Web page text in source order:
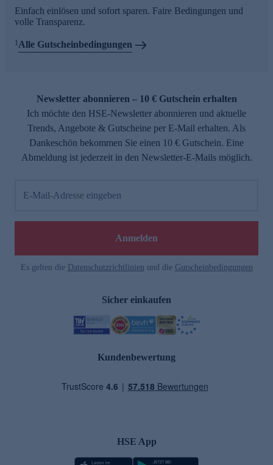
Einfach einlösen und sofort sparen. Faire Bedingungen und
volle Transparenz.
1 Alle Gutscheinbedingungen
Newsletter abonnieren – 10 € Gutschein erhalten
Ich möchte den HSE-Newsletter abonnieren und aktuelle
Trends, Angebote & Gutscheine per E-Mail erhalten. Als
Dankeschön bekommen Sie einen 10 € Gutschein. Eine
Abmeldung ist jederzeit in den Newsletter-E-Mails möglich.
E-Mail-Adresse eingeben
Anmelden
Es gelten die Datenschutzrichtlinien und die Gutscheinbedingungen
Sicher einkaufen
Kundenbewertung
HSE App